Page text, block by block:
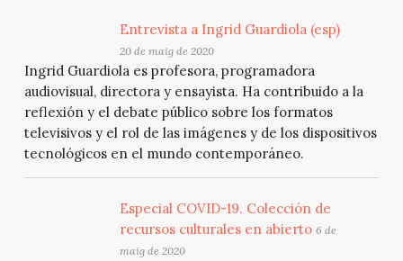
Entrevista a Ingrid Guardiola (esp)
20 de maig de 2020
Ingrid Guardiola es profesora, programadora
audiovisual, directora y ensayista. Ha contribuido a la
reflexión y el debate público sobre los formatos
televisivos y el rol de las imágenes y de los dispositivos
tecnológicos en el mundo contemporáneo.
Especial COVID-19. Colección de
recursos culturales en abierto 6 de
maig de 2020